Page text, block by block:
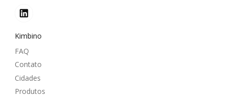
Kimbino
FAQ
Contato
Cidades
Produtos